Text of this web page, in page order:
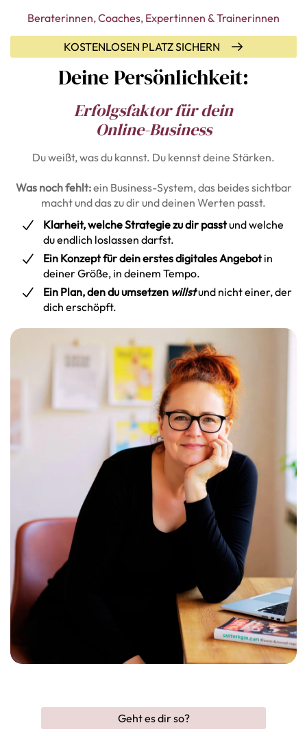
Beraterinnen, Coaches, Expertinnen & Trainerinnen
KOSTENLOSEN PLATZ SICHERN
Deine Persönlichkeit:
Erfolgsfaktor für dein
Online-Business
Du weißt, was du kannst. Du kennst deine Stärken.
Was noch fehlt:ein Business-System, das beides sichtbar
macht und das zu dir und deinen Werten passt.
Klarheit, welche Strategie zu dir passtund welche
du endlich loslassen darfst.
Ein Konzept für dein erstes digitales Angebotin
deiner Größe, in deinem Tempo.
Ein Plan, den du umsetzen willstund nicht einer, der
dich erschöpft.
Geht es dir so?